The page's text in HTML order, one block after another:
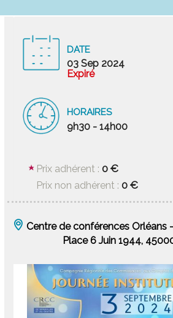
DATE
03 Sep 2024
Expiré
HORAIRES
9h30 - 14h00
Prix adhérent :0 €
Prix non adhérent :0 €
Centre de conférences Orléans
Place 6 Juin 1944,